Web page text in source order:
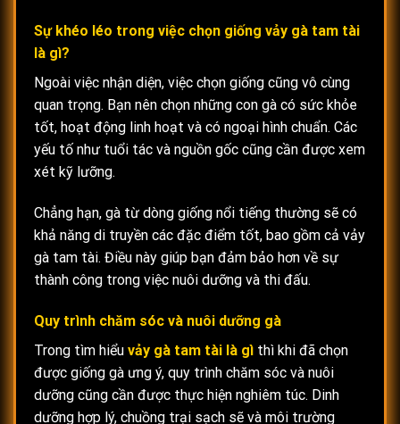
Sự khéo léo trong việc chọn giống vảy gà tam tài
là gì?
Ngoài việc nhận diện, việc chọn giống cũng vô cùng
quan trọng. Bạn nên chọn những con gà có sức khỏe
tốt, hoạt động linh hoạt và có ngoại hình chuẩn. Các
yếu tố như tuổi tác và nguồn gốc cũng cần được xem
xét kỹ lưỡng.
Chẳng hạn, gà từ dòng giống nổi tiếng thường sẽ có
khả năng di truyền các đặc điểm tốt, bao gồm cả vảy
gà tam tài. Điều này giúp bạn đảm bảo hơn về sự
thành công trong việc nuôi dưỡng và thi đấu.
Quy trình chăm sóc và nuôi dưỡng gà
Trong tìm hiểu vảy gà tam tài là gì thì khi đã chọn
được giống gà ưng ý, quy trình chăm sóc và nuôi
dưỡng cũng cần được thực hiện nghiêm túc. Dinh
dưỡng hợp lý, chuồng trại sạch sẽ và môi trường